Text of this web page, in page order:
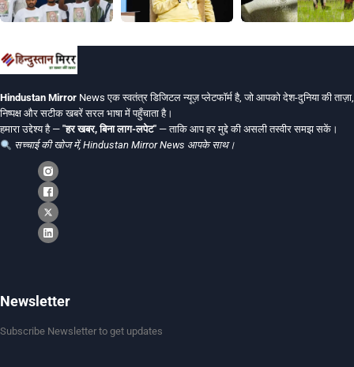
Hindustan Mirror News एक स्वतंत्र डिजिटल न्यूज़ प्लेटफॉर्म है, जो आपको देश-दुनिया की ताज़ा,
निष्पक्ष और सटीक खबरें सरल भाषा में पहुँचाता है।
हमारा उद्देश्य है — "हर खबर, बिना लाग-लपेट" — ताकि आप हर मुद्दे की असली तस्वीर समझ सकें।
सच्चाई की खोज में, Hindustan Mirror News आपके साथ।
Newsletter
Subscribe Newsletter to get updates